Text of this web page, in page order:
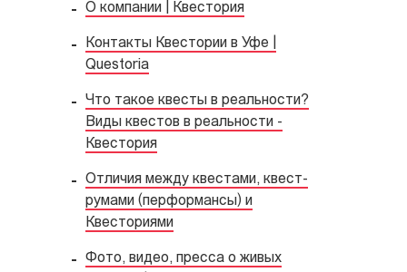
О компании | Квестория
Контакты Квестории в Уфе |
Questoria
Что такое квесты в реальности?
Виды квестов в реальности -
Квестория
Отличия между квестами, квест-
румами (перформансы) и
Квесториями
Фото, видео, пресса о живых